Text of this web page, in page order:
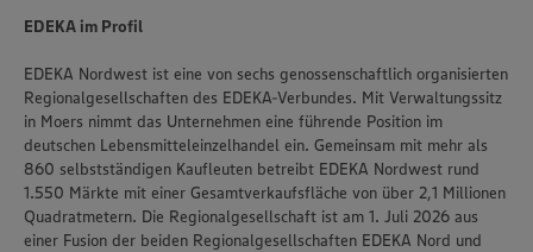
EDEKA im Profil
EDEKA Nordwest ist eine von sechs genossenschaftlich organisierten
Regionalgesellschaften des EDEKA-Verbundes. Mit Verwaltungssitz
in Moers nimmt das Unternehmen eine führende Position im
deutschen Lebensmitteleinzelhandel ein. Gemeinsam mit mehr als
860 selbstständigen Kaufleuten betreibt EDEKA Nordwest rund
1.550 Märkte mit einer Gesamtverkaufsfläche von über 2,1 Millionen
Quadratmetern. Die Regionalgesellschaft ist am 1. Juli 2026 aus
einer Fusion der beiden Regionalgesellschaften EDEKA Nord und